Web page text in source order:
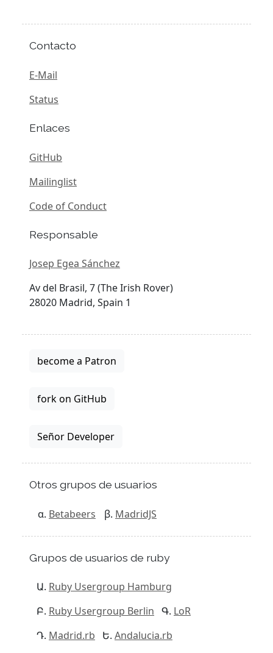
Contacto
E-Mail
Status
Enlaces
GitHub
Mailinglist
Code of Conduct
Responsable
Josep Egea Sánchez
Av del Brasil, 7 (The Irish Rover)
28020 Madrid, Spain 1
become a Patron
fork on GitHub
Señor Developer
Otros grupos de usuarios
Betabeers MadridJS
Grupos de usuarios de ruby
Ruby Usergroup Hamburg
Ruby Usergroup Berlin
LoR
Madrid.rb
Andalucia.rb